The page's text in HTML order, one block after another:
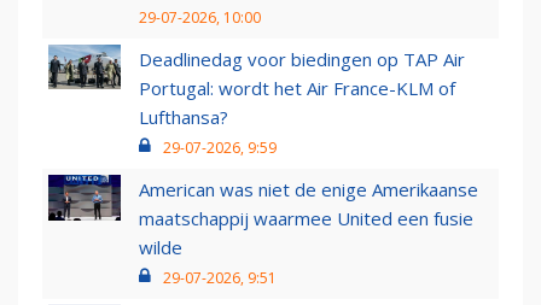
29-07-2026, 10:00
Deadlinedag voor biedingen op TAP Air
Portugal: wordt het Air France-KLM of
Lufthansa?
29-07-2026, 9:59
American was niet de enige Amerikaanse
maatschappij waarmee United een fusie
wilde
29-07-2026, 9:51